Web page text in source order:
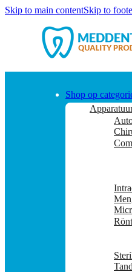
Skip to main contentSkip to
Shop op